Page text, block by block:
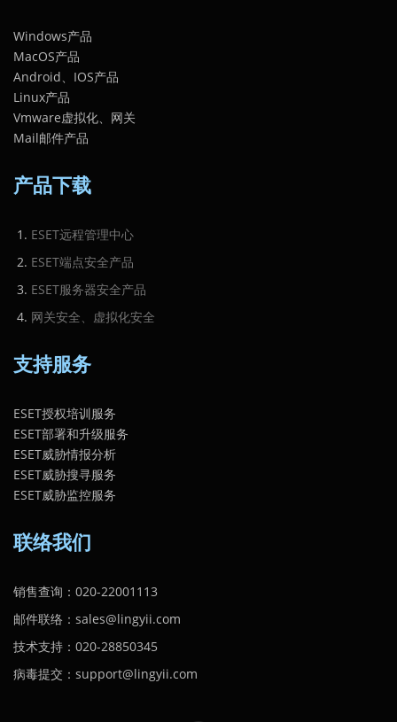
Windows产品
MacOS产品
Android、IOS产品
Linux产品
Vmware虚拟化、网关
Mail邮件产品
产品下载
ESET远程管理中心
ESET端点安全产品
ESET服务器安全产品
网关安全、虚拟化安全
支持服务
ESET授权培训服务
ESET部署和升级服务
ESET威胁情报分析
ESET威胁搜寻服务
ESET威胁监控服务
联络我们
销售查询：020-22001113
邮件联络：sales@lingyii.com
技术支持：020-28850345
病毒提交：support@lingyii.com